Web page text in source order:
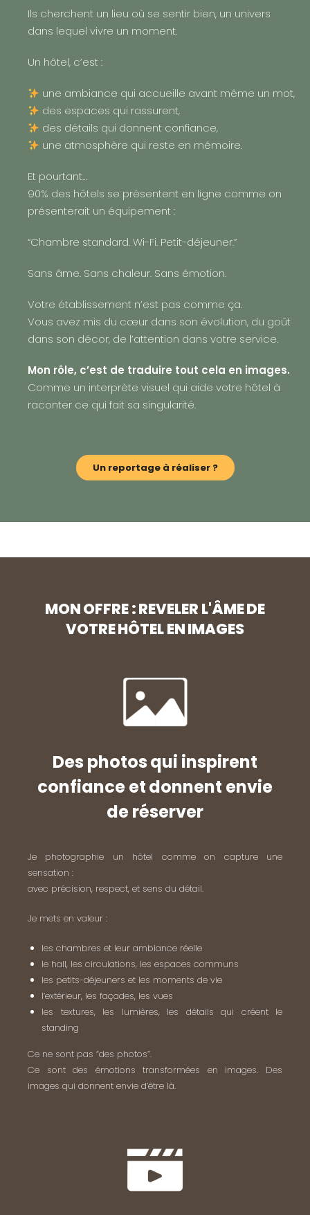
Ils cherchent un lieu où se sentir bien, un univers
dans lequel vivre un moment.
Un hôtel, c’est :
une ambiance qui accueille avant même un mot,
des espaces qui rassurent,
des détails qui donnent confiance,
une atmosphère qui reste en mémoire.
Et pourtant…
90% des hôtels se présentent en ligne comme on
présenterait un équipement :
“Chambre standard. Wi-Fi. Petit-déjeuner.”
Sans âme. Sans chaleur. Sans émotion.
Votre établissement n’est pas comme ça.
Vous avez mis du cœur dans son évolution, du goût
dans son décor, de l’attention dans votre service.
Mon rôle, c’est de traduire tout cela en images.
Comme un interprète visuel qui aide votre hôtel à
raconter ce qui fait sa singularité.
Un reportage à réaliser ?
MON OFFRE : REVELER L'ÂME DE
VOTRE HÔTEL EN IMAGES
Des photos qui inspirent
confiance et donnent envie
de réserver
Je photographie un hôtel comme on capture une
sensation :
avec précision, respect, et sens du détail.
Je mets en valeur :
les chambres et leur ambiance réelle
le hall, les circulations, les espaces communs
les petits-déjeuners et les moments de vie
l’extérieur, les façades, les vues
les textures, les lumières, les détails qui créent le
standing
Ce ne sont pas “des photos”.
Ce sont des émotions transformées en images. Des
images qui donnent envie d’être là.